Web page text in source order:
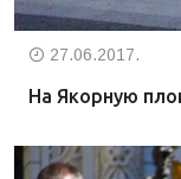
27.06.2017.
На Якорную